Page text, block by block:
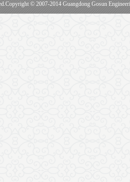
© 2007-2014 Guangdong Gosun